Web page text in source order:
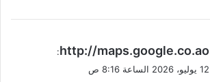
ي
ق
http://maps.google.co.ao
:
12 يوليو، 2026 الساعة 8:16 ص